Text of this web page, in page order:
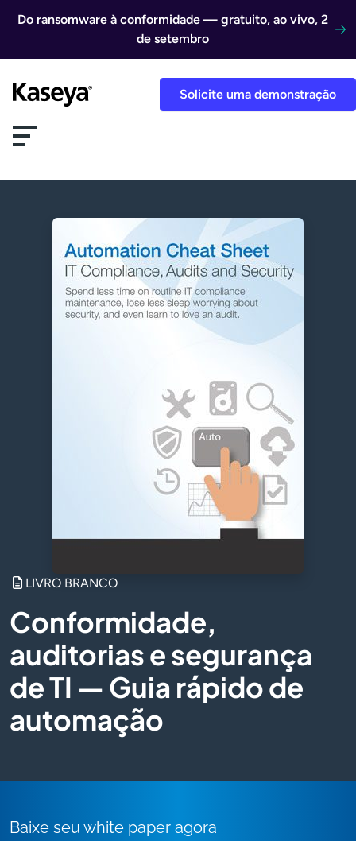
Do ransomware à conformidade — gratuito, ao vivo, 2
de setembro
Solicite uma demonstração
LIVRO BRANCO
Conformidade,
auditorias e segurança
de TI — Guia rápido de
automação
Baixe seu white paper agora